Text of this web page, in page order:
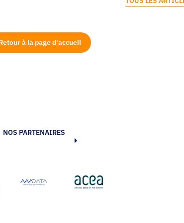
à la page d'accueil
NOS PARTENAIRES